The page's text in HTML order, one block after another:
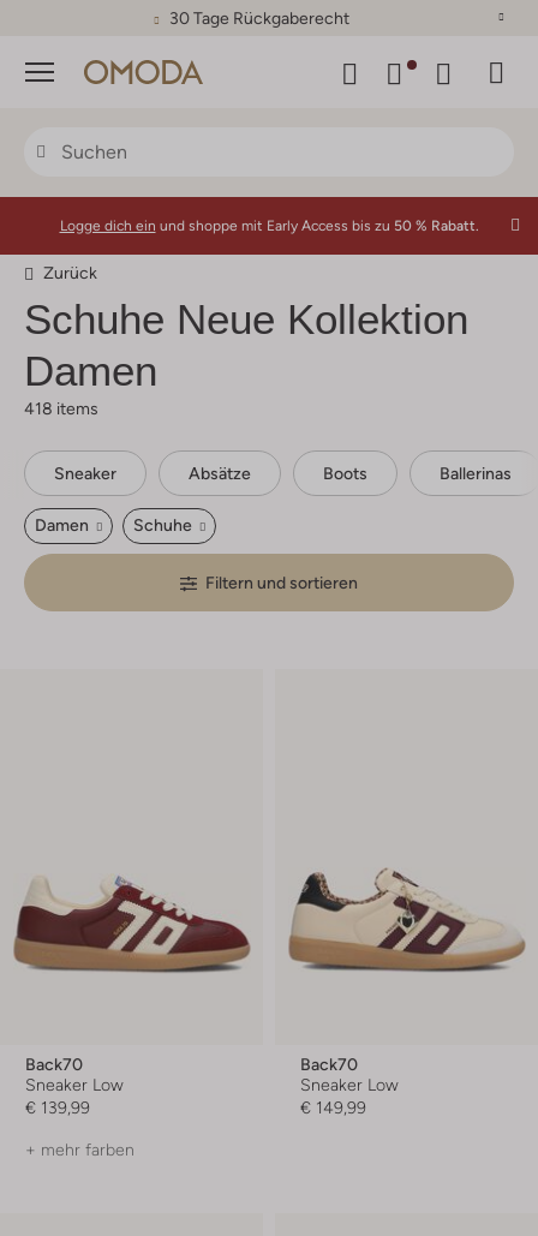
30 Tage Rückgaberecht
Menü
Logge dich ein und shoppe mit Early Access bis zu 50 % Rabatt.
Zurück
Schuhe Neue Kollektion
Damen
418 items
Sneaker Absätze Boots Ballerinas
Damen Schuhe
Filtern und sortieren
Back70
Sneaker Low
€ 139,99
+ mehr farben
Back70
Sneaker Low
€ 149,99